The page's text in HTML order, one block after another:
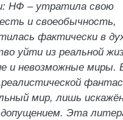
НФ – утратила свою
и своеобычность,
фактически в
уйти из реальной
и невозможные миры.
мир, лишь
Эта